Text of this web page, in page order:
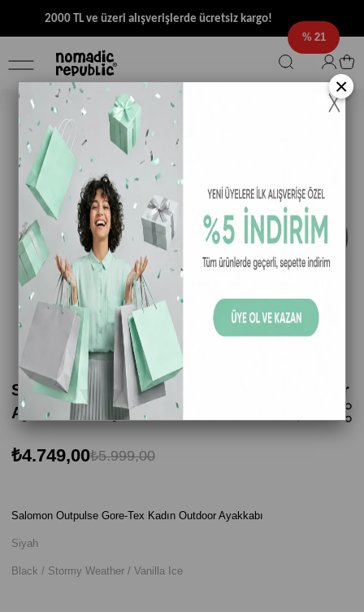
2000 TL ve üzeri alışverişlerde ücretsiz kargo!
21
Salomon Outpulse Gore-Tex Kadın Outdoor
Ayakkabı - Siyah
₺5.999,00
₺4.749,00
Salomon Outpulse Gore-Tex Kadın Outdoor Ayakkabı
Siyah
Black / Stormy Weather / Vanilla Ice
×